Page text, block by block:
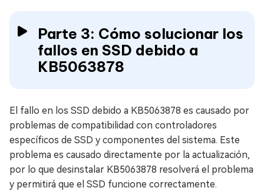
Parte 3: Cómo solucionar los
fallos en SSD debido a
KB5063878
El fallo en los SSD debido a KB5063878 es causado por
problemas de compatibilidad con controladores
específicos de SSD y componentes del sistema. Este
problema es causado directamente por la actualización,
por lo que desinstalar KB5063878 resolverá el problema
y permitirá que el SSD funcione correctamente.